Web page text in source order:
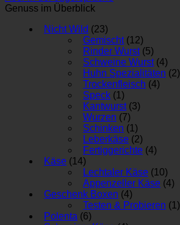
Genuss im Überblick
Nicht Wild (23)
Gemischt (12)
Rinder Wurst (5)
Schweine Wurst (4)
Huhn Spezialitäten (2)
Trockenfleisch (4)
Speck (1)
Kantwurst (3)
Wurzen (7)
Schinken (1)
Leberkäse (2)
Fertiggerichte (4)
Käse (14)
Lechtaler Käse (10)
Appenzeller Käse (4)
Geschenk Boxen (4)
Testen & Probieren (1)
Polenta (6)